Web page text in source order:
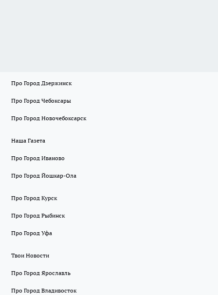
Про Город Дзержинск
Про Город Чебоксары
Про Город Новочебоксарск
Наша Газета
Про Город Иваново
Про Город Йошкар-Ола
Про Город Курск
Про Город Рыбинск
Про Город Уфа
Твои Новости
Про Город Ярославль
Про Город Владивосток